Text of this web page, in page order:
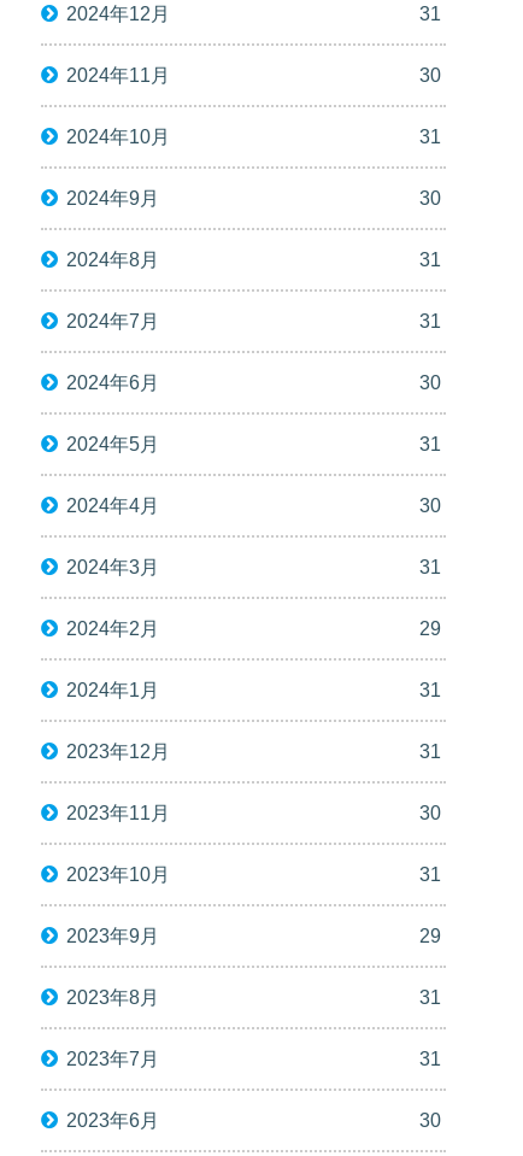
2024年12月 31
2024年11月 30
2024年10月 31
2024年9月 30
2024年8月 31
2024年7月 31
2024年6月 30
2024年5月 31
2024年4月 30
2024年3月 31
2024年2月 29
2024年1月 31
2023年12月 31
2023年11月 30
2023年10月 31
2023年9月 29
2023年8月 31
2023年7月 31
2023年6月 30